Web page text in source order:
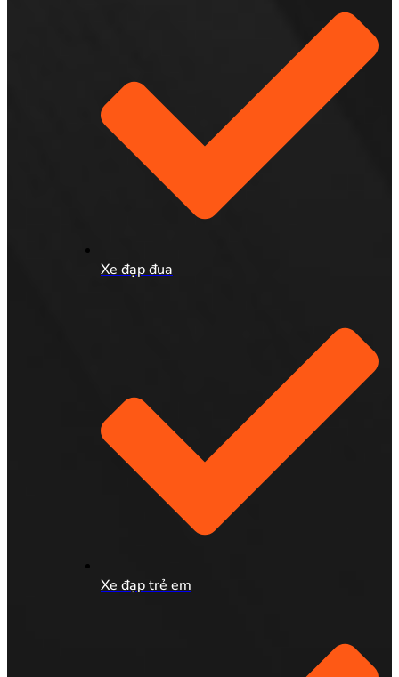
Xe đạp đua
Xe đạp trẻ em